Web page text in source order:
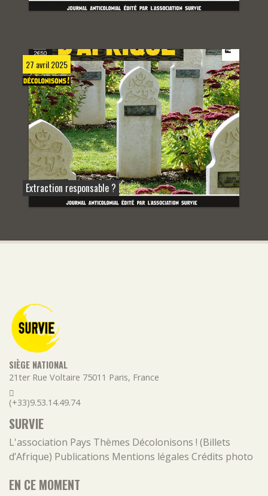
27 avril 2025
Extraction responsable ?
SIÈGE NATIONAL
21ter Rue Voltaire 75011 Paris, France
(+33)9.53.14.49.74
SURVIE
L'association Pays Thèmes Décolonisons ! (Billets
d’Afrique) Publications Mentions légales Crédits photo
EN CE MOMENT